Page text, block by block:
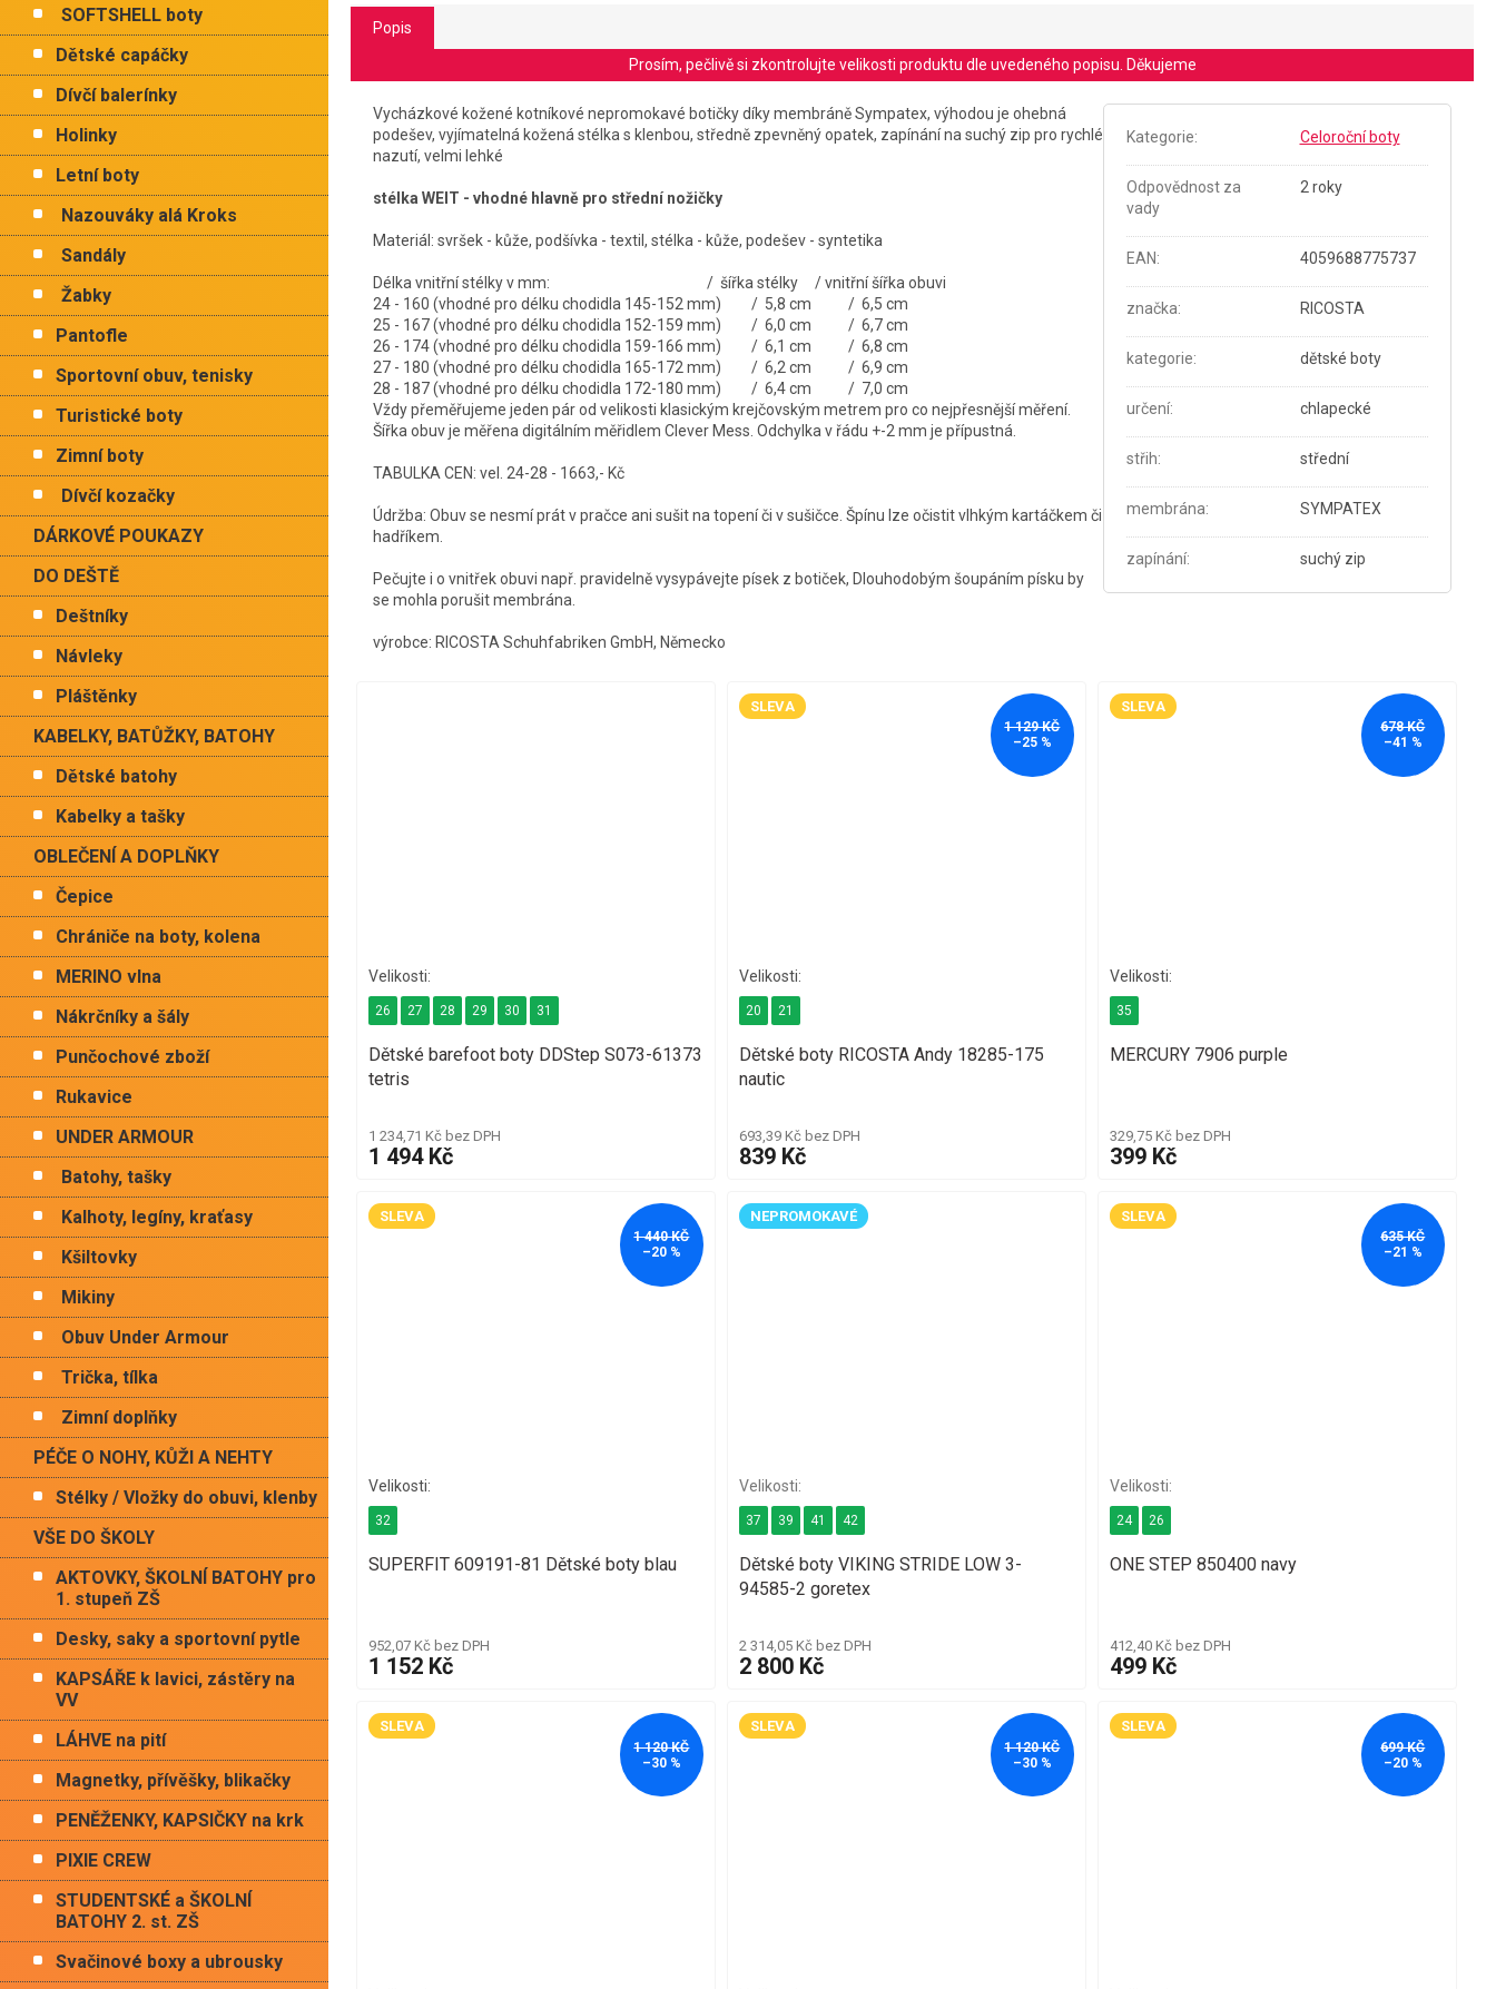
SOFTSHELL boty
Dětské capáčky
Dívčí balerínky
Holinky
Letní boty
Nazouváky alá Kroks
Sandály
Žabky
Pantofle
Sportovní obuv, tenisky
Turistické boty
Zimní boty
Dívčí kozačky
DÁRKOVÉ POUKAZY
DO DEŠTĚ
Deštníky
Návleky
Pláštěnky
KABELKY, BATŮŽKY, BATOHY
Dětské batohy
Kabelky a tašky
OBLEČENÍ A DOPLŇKY
Čepice
Chrániče na boty, kolena
MERINO vlna
Nákrčníky a šály
Punčochové zboží
Rukavice
UNDER ARMOUR
Batohy, tašky
Kalhoty, legíny, kraťasy
Kšiltovky
Mikiny
Obuv Under Armour
Trička, tílka
Zimní doplňky
PÉČE O NOHY, KŮŽI A NEHTY
Stélky / Vložky do obuvi, klenby
VŠE DO ŠKOLY
AKTOVKY, ŠKOLNÍ BATOHY pro
1. stupeň ZŠ
Desky, saky a sportovní pytle
KAPSÁŘE k lavici, zástěry na
VV
LÁHVE na pití
Magnetky, přívěšky, blikačky
PENĚŽENKY, KAPSIČKY na krk
PIXIE CREW
STUDENTSKÉ a ŠKOLNÍ
BATOHY 2. st. ZŠ
Svačinové boxy a ubrousky
Popis
Prosím, pečlivě si zkontrolujte velikosti produktu dle uvedeného popisu. Děkujeme
Vycházkové kožené kotníkové nepromokavé botičky díky membráně Sympatex, výhodou je ohebná
podešev, vyjímatelná kožená stélka s klenbou, středně zpevněný opatek, zapínání na suchý zip pro rychlé
nazutí, velmi lehké
stélka WEIT - vhodné hlavně pro střední nožičky
Materiál: svršek - kůže, podšívka - textil, stélka - kůže, podešev - syntetika
Délka vnitřní stélky v mm: / šířka stélky / vnitřní šířka obuvi
24 - 160 (vhodné pro délku chodidla 145-152 mm) / 5,8 cm / 6,5 cm
25 - 167 (vhodné pro délku chodidla 152-159 mm) / 6,0 cm / 6,7 cm
26 - 174 (vhodné pro délku chodidla 159-166 mm) / 6,1 cm / 6,8 cm
27 - 180 (vhodné pro délku chodidla 165-172 mm) / 6,2 cm / 6,9 cm
28 - 187 (vhodné pro délku chodidla 172-180 mm) / 6,4 cm / 7,0 cm
Vždy přeměřujeme jeden pár od velikosti klasickým krejčovským metrem pro co nejpřesnější měření.
Šířka obuv je měřena digitálním měřidlem Clever Mess. Odchylka v řádu +-2 mm je přípustná.
TABULKA CEN: vel. 24-28 - 1663,- Kč
Údržba: Obuv se nesmí prát v pračce ani sušit na topení či v sušičce. Špínu lze očistit vlhkým kartáčkem či
hadříkem.
Pečujte i o vnitřek obuvi např. pravidelně vysypávejte písek z botiček, Dlouhodobým šoupáním písku by
se mohla porušit membrána.
výrobce: RICOSTA Schuhfabriken GmbH, Německo
Kategorie: Celoroční boty
Odpovědnost za
vady
2 roky
EAN: 4059688775737
značka: RICOSTA
kategorie: dětské boty
určení: chlapecké
střih: střední
membrána: SYMPATEX
zapínání: suchý zip
Dětské barefoot boty DDStep S073-61373
tetris
1 234,71 Kč bez DPH
1 494 Kč
26 27 28 29 30 31
SLEVA
1 129 KČ
–25 %
Dětské boty RICOSTA Andy 18285-175
nautic
693,39 Kč bez DPH
839 Kč
20 21
SLEVA
678 KČ
–41 %
MERCURY 7906 purple
329,75 Kč bez DPH
399 Kč
35
SLEVA
1 440 KČ
–20 %
SUPERFIT 609191-81 Dětské boty blau
952,07 Kč bez DPH
1 152 Kč
32
NEPROMOKAVÉ
Dětské boty VIKING STRIDE LOW 3-
94585-2 goretex
2 314,05 Kč bez DPH
2 800 Kč
37 39 41 42
SLEVA
635 KČ
–21 %
ONE STEP 850400 navy
412,40 Kč bez DPH
499 Kč
24 26
SLEVA
1 120 KČ
–30 %
SLEVA
1 120 KČ
–30 %
SLEVA
699 KČ
–20 %